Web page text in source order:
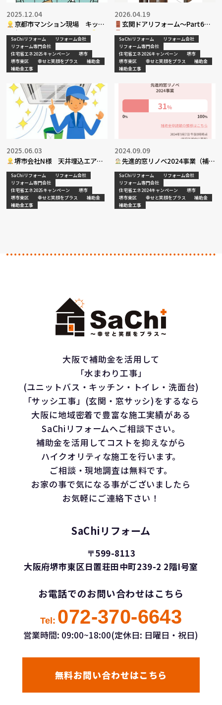
京都市マンション現場 キッチ
ン床・洗面室リフォーム工事
2025.12.04
SaChiリフォーム
リフォーム会社
リフォーム専門会社
住宅省エネ2025キャンペーン
堺市
堺市東区
幸せと笑顔をプラス
補助金
補助金工事
玄関ドアリフォーム～Part6～
2026.04.19
SaChiリフォーム
リフォーム会社
リフォーム専門会社
住宅省エネ2026キャンペーン
堺市
堺市東区
幸せと笑顔をプラス
補助金
補助金工事
堺市会社N様 天井埋込エアコ
ンクリーニング工事決定
2025.06.03
SaChiリフォーム
リフォーム会社
リフォーム専門会社
住宅省エネ2025キャンペーン
堺市
堺市東区
幸せと笑顔をプラス
補助金
補助金工事
先進的窓リノベ2024事業（補助
金）
2024.09.09
SaChiリフォーム
リフォーム会社
リフォーム専門会社
住宅省エネ2024キャンペーン
堺市
堺市東区
幸せと笑顔をプラス
補助金
補助金工事
大阪で補助金を活用して
「水まわり工事」
(ユニットバス・キッチン・トイレ・洗面台)
「サッシ工事」(玄関・窓サッシ)をするなら
大阪に地域密着で豊富な施工実績がある
SaChiリフォームへご相談下さい。
補助金を活用してコストを抑えながら
ハイクオリティな施工を行います。
ご相談・現地調査は無料です。
お家の事で気になる事がございましたら
お気軽にご連絡下さい！
SaChiリフォーム
〒599-8113
大阪府堺市東区日置荘田中町239-2 2階I号室
お電話でのお問い合わせはこちら
Tel: 072-370-6643
営業時間: 09:00~18:00(定休日: 日曜日・祝日)
無料お問い合わせはこちら